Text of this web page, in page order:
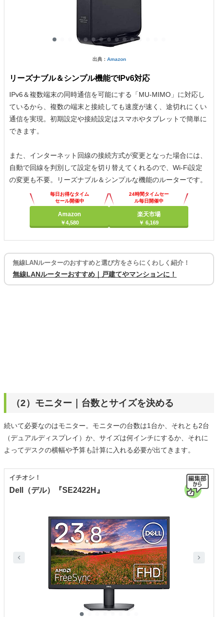
出典： Amazon
リーズナブル＆シンプル機能でIPv6対応
IPv6＆複数端末の同時通信を可能にする「MU-MIMO」に対応し
ているから、複数の端末と接続しても速度が速く、途切れにくい
通信を実現。初期設定や接続設定はスマホやタブレットで簡単に
できます。
また、インターネット回線の接続方式が変更となった場合には、
自動で回線を判別して設定を切り替えてくれるので、Wi-Fi設定
の変更も不要。リーズナブル＆シンプルな機能のルーターです。
毎日お得なタイム
セール開催中
Amazon
￥4,580
24時間タイムセー
ル毎日開催中
楽天市場
￥ 6,169
無線LANルーターのおすすめと選び方をさらにくわしく紹介！
無線LANルーターおすすめ｜戸建てやマンションに！
（2）モニター｜台数とサイズを決める
続いて必要なのはモニター。モニターの台数は1台か、それとも2台
（デュアルディスプレイ）か、サイズは何インチにするか、それに
よってデスクの横幅や予算も計算に入れる必要が出てきます。
Dell（デル）『SE2422H』
イチオシ！